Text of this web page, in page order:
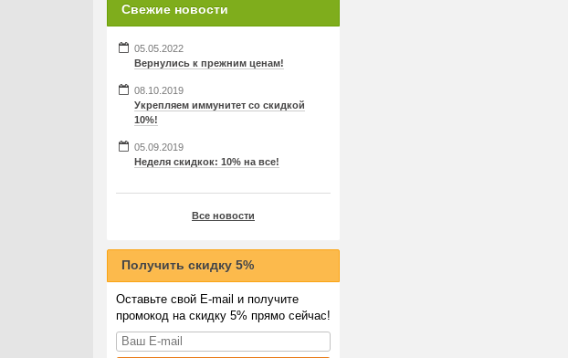
Свежие новости
05.05.2022
Вернулись к прежним ценам!
08.10.2019
Укрепляем иммунитет со скидкой
10%!
05.09.2019
Неделя скидкок: 10% на все!
Все новости
Получить скидку 5%
Оставьте свой E-mail и получите
промокод на скидку 5% прямо сейчас!